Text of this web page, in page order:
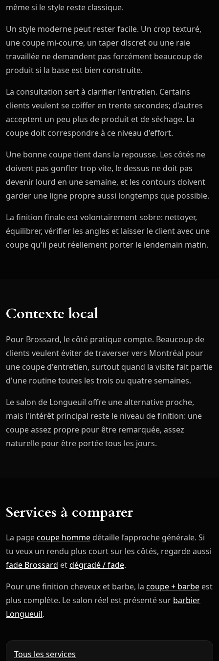
même si le style reste classique.
Un style moderne peut rester facile. Un crop texturé,
une coupe mi-courte, un taper discret ou une raie
travaillée ne demandent pas forcément beaucoup de
produit si la base est bien construite.
La consultation sert à clarifier l'entretien. Certains
clients veulent se coiffer en trente secondes; d'autres
acceptent un peu plus de produit et de séchage. La
coupe doit correspondre à ce niveau d'effort.
Une bonne coupe tient dans la repousse. Les côtés ne
doivent pas gonfler trop vite, le dessus ne doit pas
devenir lourd en une semaine, et les contours doivent
garder une ligne propre aussi longtemps que possible.
La finition finale est volontairement sobre: nettoyer,
équilibrer, vérifier les angles et laisser le client avec une
coupe qu'il peut réellement porter le lendemain matin.
Contexte local
Pour Brossard, le côté pratique compte. Beaucoup de
clients veulent éviter de traverser vers Montréal pour
une coupe d'entretien, surtout quand la visite fait partie
d'une routine toutes les trois ou quatre semaines.
Le salon de Longueuil offre une alternative proche,
mais l'intérêt principal reste le niveau de finition: une
coupe assez propre pour être remarquée, assez
naturelle pour être portée tous les jours.
Services à comparer
La pagecoupe homme détaille l’approche générale. Si
tu veux un rendu plus court sur les côtés, regarde aussi
fade Brossard etdégradé / fade.
Pour une finition cheveux et barbe, la coupe + barbe est
plus complète. Le salon réel est présenté sur barbier
Longueuil.
Tous les services